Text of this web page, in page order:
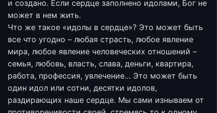
и создано. Если сердце заполнено идолами, Бог не
может в нем жить.
Что же такое «идолы в сердце»? Это может быть
все что угодно – любая страсть, любое явление
мира, любое явление человеческих отношений –
семья, любовь, власть, слава, деньги, квартира,
работа, профессия, увлечение… Это может быть
один идол или сотни, десятки идолов,
раздирающих наше сердце. Мы сами изнываем от